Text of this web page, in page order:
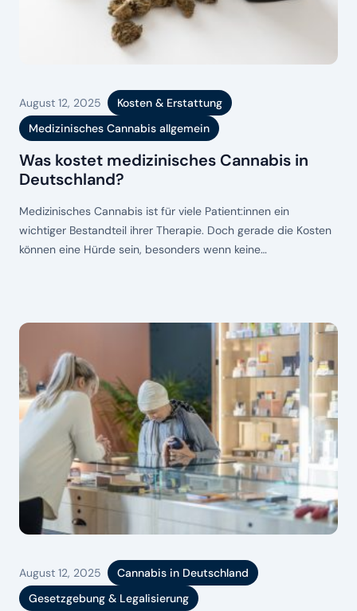
August 12, 2025
Kosten & Erstattung
Medizinisches Cannabis allgemein
Was kostet medizinisches Cannabis in
Deutschland?
Medizinisches Cannabis ist für viele Patient:innen ein
wichtiger Bestandteil ihrer Therapie. Doch gerade die Kosten
können eine Hürde sein, besonders wenn keine
und der Nachfrage. Wer sich mit dem Thema „medizinisches
August 12, 2025
Cannabis in Deutschland
Gesetzgebung & Legalisierung